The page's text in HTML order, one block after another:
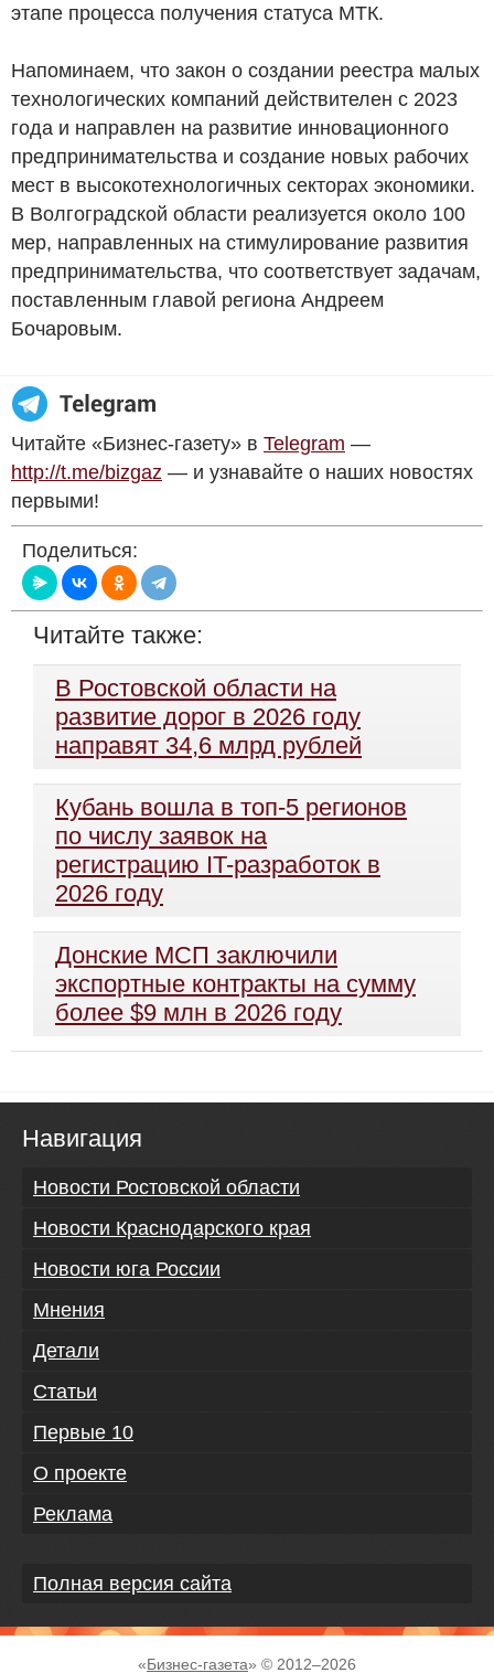
этапе процесса получения статуса МТК.
Напоминаем, что закон о создании реестра малых
технологических компаний действителен с 2023
года и направлен на развитие инновационного
предпринимательства и создание новых рабочих
мест в высокотехнологичных секторах экономики.
В Волгоградской области реализуется около 100
мер, направленных на стимулирование развития
предпринимательства, что соответствует задачам,
поставленным главой региона Андреем
Бочаровым.
Читайте «Бизнес-газету» в Telegram —
http://t.me/bizgaz — и узнавайте о наших новостях
первыми!
Поделиться:
Читайте также:
В Ростовской области на
развитие дорог в 2026 году
направят 34,6 млрд рублей
Кубань вошла в топ-5 регионов
по числу заявок на
регистрацию IT-разработок в
2026 году
Донские МСП заключили
экспортные контракты на сумму
более $9 млн в 2026 году
Навигация
Новости Ростовской области
Новости Краснодарского края
Новости юга России
Мнения
Детали
Статьи
Первые 10
О проекте
Реклама
Полная версия сайта
«Бизнес-газета» © 2012–2026